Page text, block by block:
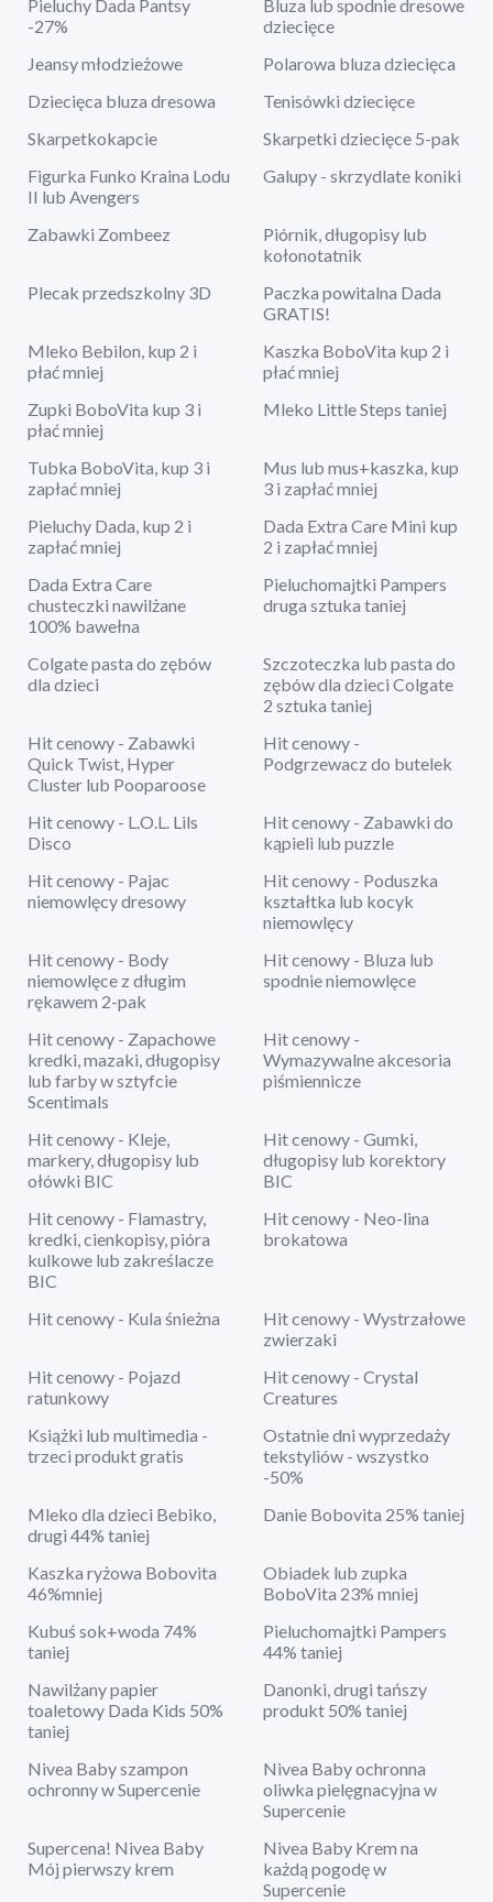
Pieluchy Dada Pantsy
-27%
Bluza lub spodnie dresowe
dziecięce
Jeansy młodzieżowe
Polarowa bluza dziecięca
Dziecięca bluza dresowa
Tenisówki dziecięce
Skarpetkokapcie
Skarpetki dziecięce 5-pak
Figurka Funko Kraina Lodu
II lub Avengers
Galupy - skrzydlate koniki
Zabawki Zombeez
Piórnik, długopisy lub
kołonotatnik
Plecak przedszkolny 3D
Paczka powitalna Dada
GRATIS!
Mleko Bebilon, kup 2 i
płać mniej
Kaszka BoboVita kup 2 i
płać mniej
Zupki BoboVita kup 3 i
płać mniej
Mleko Little Steps taniej
Tubka BoboVita, kup 3 i
zapłać mniej
Mus lub mus+kaszka, kup
3 i zapłać mniej
Pieluchy Dada, kup 2 i
zapłać mniej
Dada Extra Care Mini kup
2 i zapłać mniej
Dada Extra Care
chusteczki nawilżane
100% bawełna
Pieluchomajtki Pampers
druga sztuka taniej
Colgate pasta do zębów
dla dzieci
Szczoteczka lub pasta do
zębów dla dzieci Colgate
2 sztuka taniej
Hit cenowy - Zabawki
Quick Twist, Hyper
Cluster lub Pooparoose
Hit cenowy -
Podgrzewacz do butelek
Hit cenowy - L.O.L. Lils
Disco
Hit cenowy - Zabawki do
kąpieli lub puzzle
Hit cenowy - Pajac
niemowlęcy dresowy
Hit cenowy - Poduszka
kształtka lub kocyk
niemowlęcy
Hit cenowy - Body
niemowlęce z długim
rękawem 2-pak
Hit cenowy - Bluza lub
spodnie niemowlęce
Hit cenowy - Zapachowe
kredki, mazaki, długopisy
lub farby w sztyfcie
Scentimals
Hit cenowy -
Wymazywalne akcesoria
piśmiennicze
Hit cenowy - Kleje,
markery, długopisy lub
ołówki BIC
Hit cenowy - Gumki,
długopisy lub korektory
BIC
Hit cenowy - Flamastry,
kredki, cienkopisy, pióra
kulkowe lub zakreślacze
BIC
Hit cenowy - Neo-lina
brokatowa
Hit cenowy - Kula śnieżna
Hit cenowy - Wystrzałowe
zwierzaki
Hit cenowy - Pojazd
ratunkowy
Hit cenowy - Crystal
Creatures
Książki lub multimedia -
trzeci produkt gratis
Ostatnie dni wyprzedaży
tekstyliów - wszystko
-50%
Mleko dla dzieci Bebiko,
drugi 44% taniej
Danie Bobovita 25% taniej
Kaszka ryżowa Bobovita
46%mniej
Obiadek lub zupka
BoboVita 23% mniej
Kubuś sok+woda 74%
taniej
Pieluchomajtki Pampers
44% taniej
Nawilżany papier
toaletowy Dada Kids 50%
taniej
Danonki, drugi tańszy
produkt 50% taniej
Nivea Baby szampon
ochronny w Supercenie
Nivea Baby ochronna
oliwka pielęgnacyjna w
Supercenie
Supercena! Nivea Baby
Mój pierwszy krem
Nivea Baby Krem na
każdą pogodę w
Supercenie